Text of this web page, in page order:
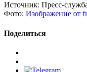
Источник: Пресс-
Фото: Изображение от
Поделиться